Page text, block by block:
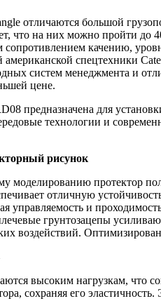
отличаются большой
что на них можно пройти до
качению,
американской спецтехники
систем менеджмента и
цене.
предназначена для
технологии и
рисунок
моделированию протектор
отличную
управляемость и
грунтозацепы
воздействий.
высоким нагрузкам, что
сохраняя его